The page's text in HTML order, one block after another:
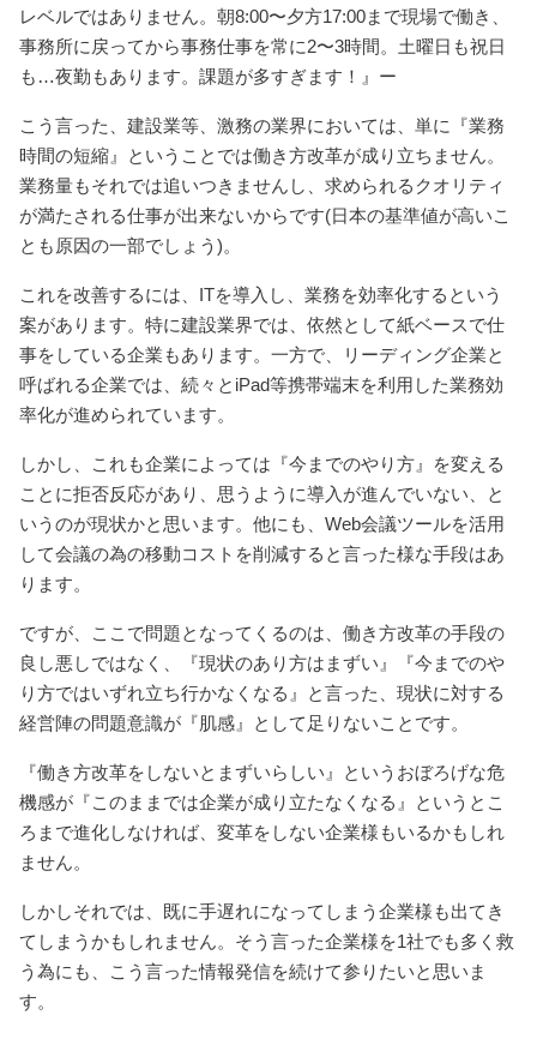
レベルではありません。朝8:00〜夕方17:00まで現場で働き、
事務所に戻ってから事務仕事を常に2〜3時間。土曜日も祝日
も…夜勤もあります。課題が多すぎます！』ー
こう言った、建設業等、激務の業界においては、単に『業務
時間の短縮』ということでは働き方改革が成り立ちません。
業務量もそれでは追いつきませんし、求められるクオリティ
が満たされる仕事が出来ないからです(日本の基準値が高いこ
とも原因の一部でしょう)。
これを改善するには、ITを導入し、業務を効率化するという
案があります。特に建設業界では、依然として紙ベースで仕
事をしている企業もあります。一方で、リーディング企業と
呼ばれる企業では、続々とiPad等携帯端末を利用した業務効
率化が進められています。
しかし、これも企業によっては『今までのやり方』を変える
ことに拒否反応があり、思うように導入が進んでいない、と
いうのが現状かと思います。他にも、Web会議ツールを活用
して会議の為の移動コストを削減すると言った様な手段はあ
ります。
ですが、ここで問題となってくるのは、働き方改革の手段の
良し悪しではなく、『現状のあり方はまずい』『今までのや
り方ではいずれ立ち行かなくなる』と言った、現状に対する
経営陣の問題意識が『肌感』として足りないことです。
『働き方改革をしないとまずいらしい』というおぼろげな危
機感が『このままでは企業が成り立たなくなる』というとこ
ろまで進化しなければ、変革をしない企業様もいるかもしれ
ません。
しかしそれでは、既に手遅れになってしまう企業様も出てき
てしまうかもしれません。そう言った企業様を1社でも多く救
う為にも、こう言った情報発信を続けて参りたいと思いま
す。